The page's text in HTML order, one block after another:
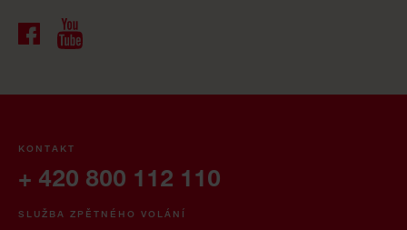
KONTAKT
+ 420 800 112 110
SLUŽBA ZPĚTNÉHO VOLÁNÍ